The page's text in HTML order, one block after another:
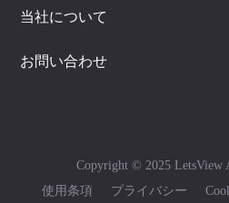
当社について
お問い合わせ
Copyright © 2025 LetsView
使用条項
プライバシー